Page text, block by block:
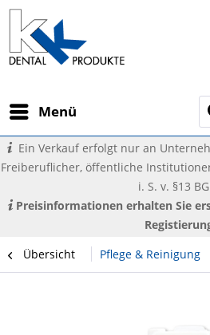
Menü
Ein Verkauf erfolgt nur an
Freiberuflicher, öffentliche
i. S. v. §13
Preisinformationen erhalten Sie
Übersicht
Pflege & Reinigung